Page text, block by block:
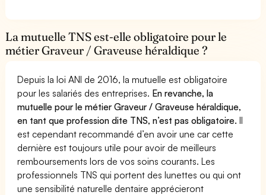
La mutuelle TNS est-elle obligatoire pour le
métier Graveur / Graveuse héraldique ?
Depuis la loi ANI de 2016, la mutuelle est obligatoire
pour les salariés des entreprises. En revanche, la
mutuelle pour le métier Graveur / Graveuse héraldique,
en tant que profession dite TNS, n’est pas obligatoire.Il
est cependant recommandé d’en avoir une car cette
dernière est toujours utile pour avoir de meilleurs
remboursements lors de vos soins courants. Les
professionnels TNS qui portent des lunettes ou qui ont
une sensibilité naturelle dentaire apprécieront